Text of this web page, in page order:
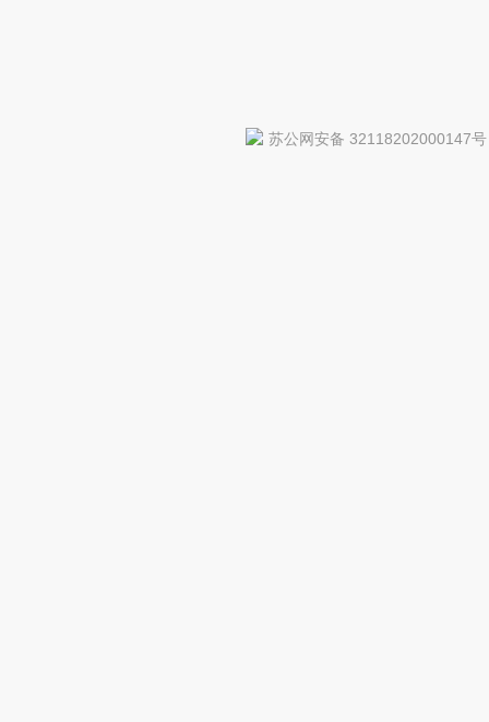
苏公网安备 32118202000147号